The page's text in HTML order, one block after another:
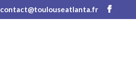
contact@toulouseatlanta.fr